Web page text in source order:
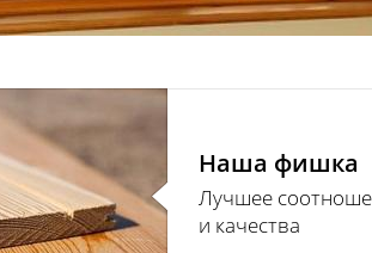
товара
компаний.
Наша фишка
Лучшее
и качества